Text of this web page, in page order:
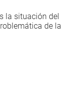
la situación del
de la